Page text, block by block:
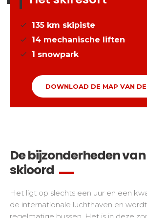
135 km skipiste
14 mechanische liften
1 snowpark
DOWNLOAD DE MAP VAN
De bijzonderheden
skioord
Het ligt op slechts een uur en een
de internationale luchthaven en
regelmatige bussen. Het is in deze